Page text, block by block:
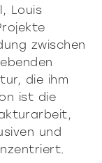
Louis
zwischen
die ihm
ist die
und